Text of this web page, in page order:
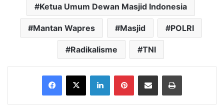
Ketua Umum Dewan Masjid Indonesia
Mantan Wapres Masjid POLRI
Radikalisme TNI
Facebook
X LinkedInPinterestShare via Email Print